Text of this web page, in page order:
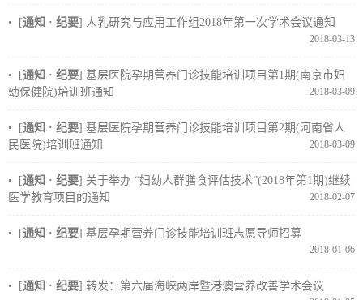
• [通知 · 纪要] 人乳研究与应用工作组2018年第一次学术会议通知
2018-03-13
• [通知 · 纪要] 基层医院孕期营养门诊技能培训项目第1期(南京市妇
幼保健院)培训班通知
2018-03-09
• [通知 · 纪要] 基层医院孕期营养门诊技能培训项目第2期(河南省人
民医院)培训班通知
2018-03-09
• [通知 · 纪要] 关于举办 “妇幼人群膳食评估技术”(2018年第1期)继续
医学教育项目的通知
2018-02-07
• [通知 · 纪要] 基层孕期营养门诊技能培训班志愿导师招募
2018-01-06
• [通知 · 纪要] 转发：第六届海峡两岸暨港澳营养改善学术会议